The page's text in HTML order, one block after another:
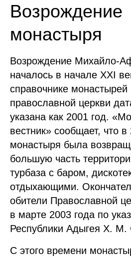
Возрождение
монастыря
Возрождение Михайло-
началось в начале XXI
справочнике монастырей
православной церкви
указана как 2001 год.
вестник» сообщает, что в
монастыря была
большую часть
турбаза с баром,
отдыхающими.
обители Православной
в марте 2003 года по
Республики Адыгея Х. М.
С этого времени